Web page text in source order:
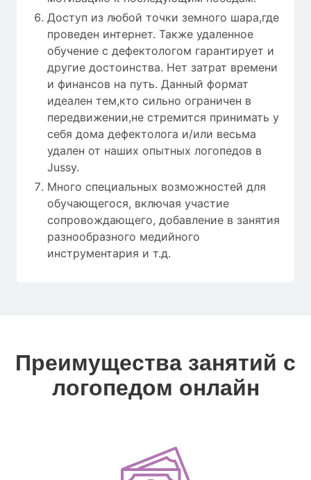
Доступ из любой точки земного шара,где
проведен интернет. Также удаленное
обучение с дефектологом гарантирует и
другие достоинства. Нет затрат времени
и финансов на путь. Данный формат
идеален тем,кто сильно ограничен в
передвижении,не стремится принимать у
себя дома дефектолога и/или весьма
удален от наших опытных логопедов в
Jussy.
Много специальных возможностей для
обучающегося, включая участие
сопровождающего, добавление в занятия
разнообразного медийного
инструментария и т.д.
Преимущества занятий с
логопедом онлайн